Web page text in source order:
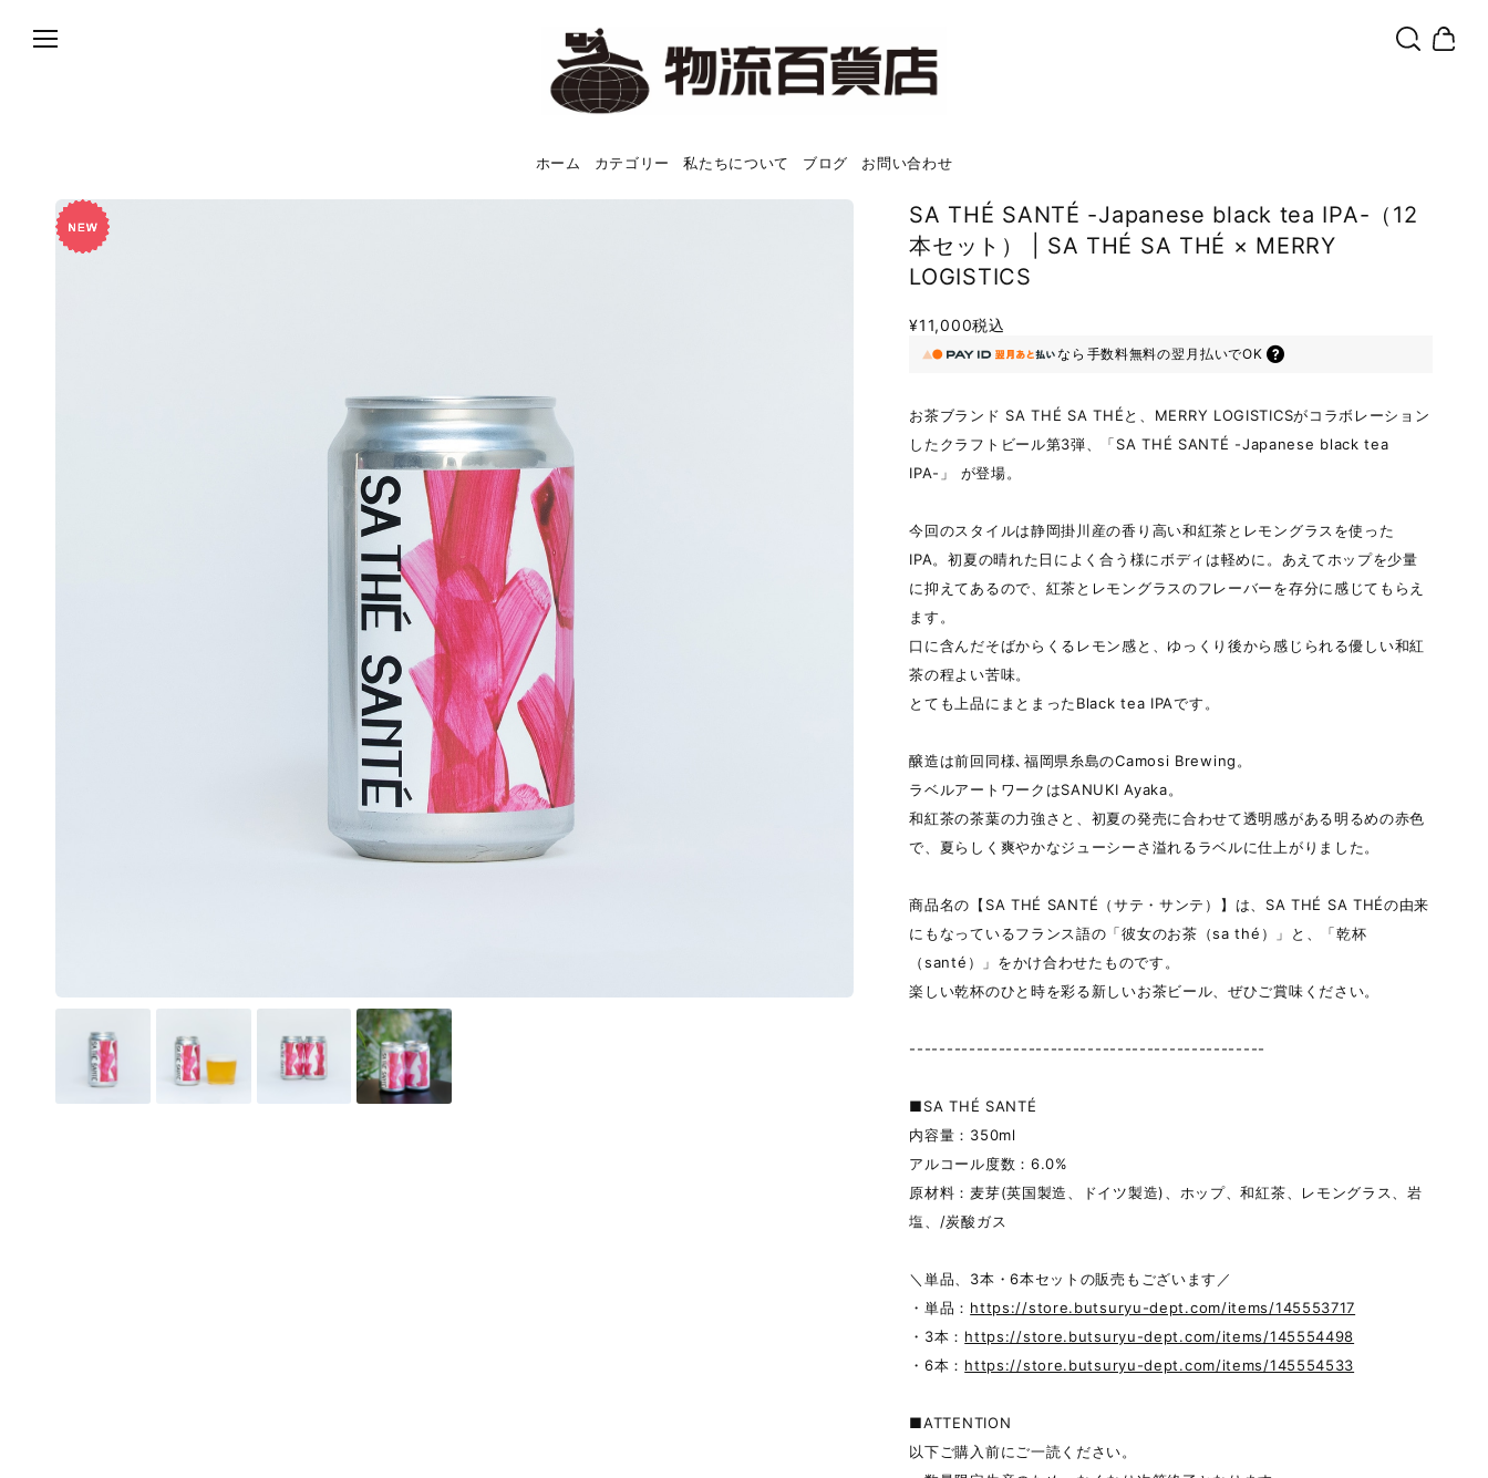
ホーム カテゴリー 私たちについて ブログ お問い合わせ
SA THÉ SANTÉ -Japanese black tea IPA-（12
本セット） | SA THÉ SA THÉ × MERRY
LOGISTICS
¥11,000税込
なら 手数料無料の翌月払いでOK
お茶ブランド SA THÉ SA THÉと、MERRY LOGISTICSがコラボレーション
したクラフトビール第3弾、「SA THÉ SANTÉ -Japanese black tea
IPA-」 が登場。
今回のスタイルは静岡掛川産の香り高い和紅茶とレモングラスを使った
IPA。初夏の晴れた日によく合う様にボディは軽めに。あえてホップを少量
に抑えてあるので、紅茶とレモングラスのフレーバーを存分に感じてもらえ
ます。
口に含んだそばからくるレモン感と、ゆっくり後から感じられる優しい和紅
茶の程よい苦味。
とても上品にまとまったBlack tea IPAです。
醸造は前回同様､福岡県糸島のCamosi Brewing。
ラベルアートワークはSANUKI Ayaka。
和紅茶の茶葉の力強さと、初夏の発売に合わせて透明感がある明るめの赤色
で、夏らしく爽やかなジューシーさ溢れるラベルに仕上がりました。
商品名の【SA THÉ SANTÉ（サテ・サンテ）】は、SA THÉ SA THÉの由来
にもなっているフランス語の「彼女のお茶（sa thé）」と、「乾杯
（santé）」をかけ合わせたものです。
楽しい乾杯のひと時を彩る新しいお茶ビール、ぜひご賞味ください。
------------------------------------------------
■SA THÉ SANTÉ
内容量：350ml
アルコール度数：6.0%
原材料：麦芽(英国製造、ドイツ製造)、ホップ、和紅茶、レモングラス、岩
塩、/炭酸ガス
＼単品、3本・6本セットの販売もございます／
・単品： https://store.butsuryu-dept.com/items/145553717
・3本： https://store.butsuryu-dept.com/items/145554498
・6本： https://store.butsuryu-dept.com/items/145554533
■ATTENTION
以下ご購入前にご一読ください。